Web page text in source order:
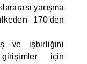
yarışma
170'den
ve işbirliğini
için